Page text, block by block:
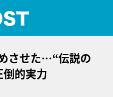
させた…“伝説の
的実力